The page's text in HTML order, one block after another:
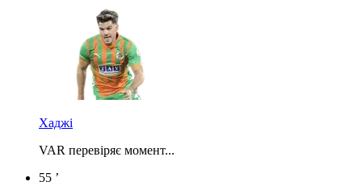
Хаджі
VAR перевіряє момент...
55 ’